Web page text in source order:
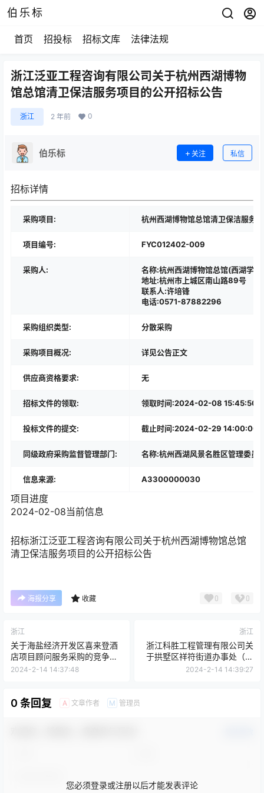
伯乐标
首页 招投标 招标文库 法律法规
浙江泛亚工程咨询有限公司关于杭州西湖博物
馆总馆清卫保洁服务项目的公开招标公告
浙江 2 年前 0
伯乐标 关注 私信
招标详情
采购项目: 杭州西湖博物馆总馆清卫保洁服务
项目编号: FYC012402-009
采购人:
名称:杭州西湖博物馆总馆(西湖学
地址:杭州市上城区南山路89号
联系人:许培锋
电话:0571-87882296
采购组织类型: 分散采购
采购项目概况: 详见公告正文
供应商资格要求: 无
招标文件的领取: 领取时间:2024-02-08 15:45:50,
投标文件的提交: 截止时间:2024-02-29 14:00:00
同级政府采购监督管理部门: 名称:杭州西湖风景名胜区管理委
信息来源: A3300000030
项目进度
2024-02-08当前信息
招标浙江泛亚工程咨询有限公司关于杭州西湖博物馆总馆
清卫保洁服务项目的公开招标公告
海报分享 收藏 0 0
浙江
关于海盐经济开发区喜来登酒
店项目顾问服务采购的竞争性
磋商公告（非政府采购）[浙江
2024-2-14 14:37:48
浙江
浙江科胜工程管理有限公司关
于拱墅区祥符街道办事处（本
级）祥符街道2024年市容管理
2024-2-14 14:39:27
0 条回复 A 文章作者 M 管理员
您必须登录或注册以后才能发表评论